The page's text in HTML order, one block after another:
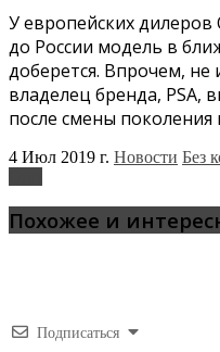
У европейских дилеров
до России модель в
доберется. Впрочем,
владелец бренда, PSA,
после смены поколения
4 Июл 2019 г. Новости Без
Похожее и
Подписаться